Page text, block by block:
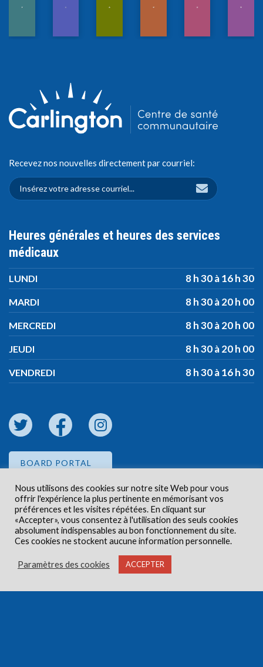
Recevez nos nouvelles directement par courriel:
Heures générales et heures des services
médicaux
LUNDI 8 h 30 à 16 h 30
MARDI 8 h 30 à 20 h 00
MERCREDI 8 h 30 à 20 h 00
JEUDI 8 h 30 à 20 h 00
VENDREDI 8 h 30 à 16 h 30
BOARD PORTAL
EMPLOYEE PORTAL
Droits d'auteur © 2026 Centre de santé communautaire
Carlington. Tous droits réservés.
Nous utilisons des cookies sur notre site Web pour vous
offrir l'expérience la plus pertinente en mémorisant vos
préférences et les visites répétées. En cliquant sur
«Accepter», vous consentez à l'utilisation des seuls cookies
absolument indispensables au bon fonctionnement du site.
Ces cookies ne stockent aucune information personnelle.
Paramètres des cookies ACCEPTER